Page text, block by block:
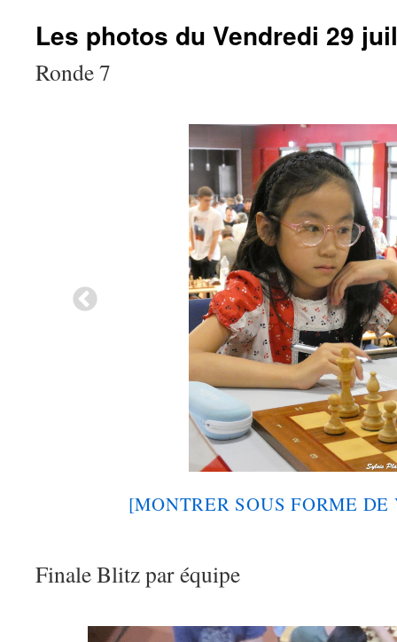
Les photos du Vendredi 29
Ronde 7
[MONTRER SOUS FORME
Finale Blitz par équipe